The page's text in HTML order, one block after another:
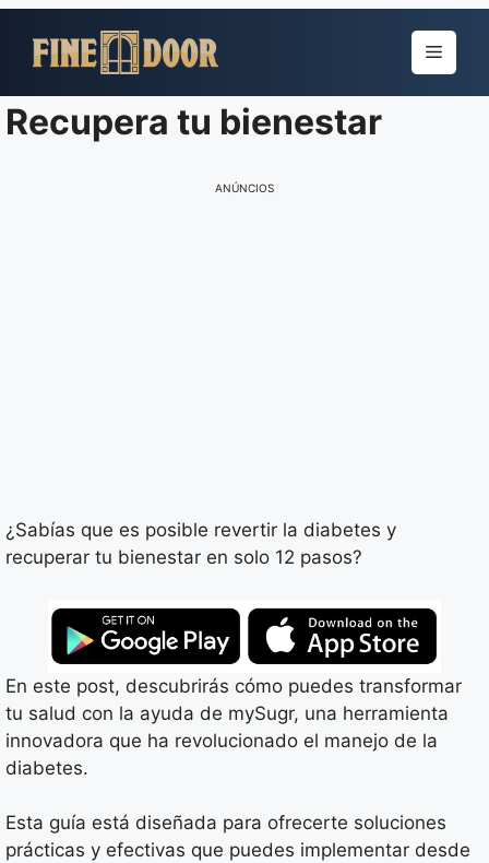
para
conteúdo
Menu
Recupera tu bienestar
ANÚNCIOS
¿Sabías que es posible revertir la diabetes y
recuperar tu bienestar en solo 12 pasos?
En este post, descubrirás cómo puedes transformar
tu salud con la ayuda de mySugr, una herramienta
innovadora que ha revolucionado el manejo de la
diabetes.
Esta guía está diseñada para ofrecerte soluciones
prácticas y efectivas que puedes implementar desde